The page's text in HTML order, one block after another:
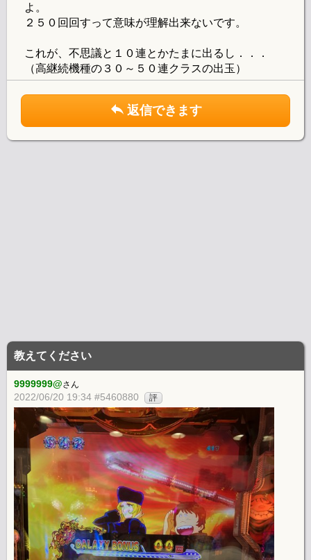
よ。
２５０回回すって意味が理解出来ないです。
これが、不思議と１０連とかたまに出るし．．．
（高継続機種の３０～５０連クラスの出玉）
返信できます
教えてください
9999999@さん
2022/06/20 19:34 #5460880 評